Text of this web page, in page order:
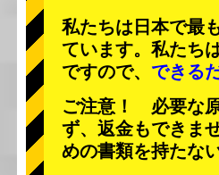
私たちは日本で最
ています。私たち
ですので、 できる
ご注意！ 必要な
ず、返金もできま
めの書類を持たな